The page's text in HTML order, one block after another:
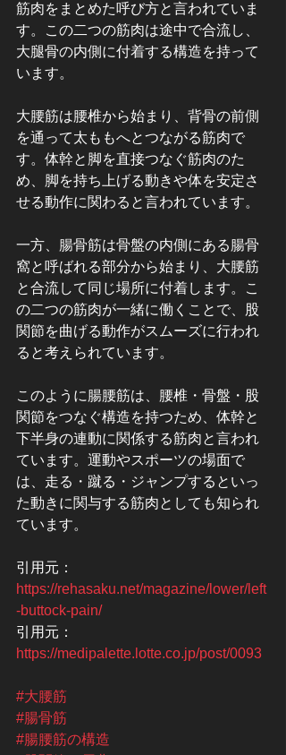
筋肉をまとめた呼び方と言われていま
す。この二つの筋肉は途中で合流し、
大腿骨の内側に付着する構造を持って
います。
大腰筋は腰椎から始まり、背骨の前側
を通って太ももへとつながる筋肉で
す。体幹と脚を直接つなぐ筋肉のた
め、脚を持ち上げる動きや体を安定さ
せる動作に関わると言われています。
一方、腸骨筋は骨盤の内側にある腸骨
窩と呼ばれる部分から始まり、大腰筋
と合流して同じ場所に付着します。こ
の二つの筋肉が一緒に働くことで、股
関節を曲げる動作がスムーズに行われ
ると考えられています。
このように腸腰筋は、腰椎・骨盤・股
関節をつなぐ構造を持つため、体幹と
下半身の連動に関係する筋肉と言われ
ています。運動やスポーツの場面で
は、走る・蹴る・ジャンプするといっ
た動きに関与する筋肉としても知られ
ています。
引用元：
https://rehasaku.net/magazine/lower/left
-buttock-pain/
引用元：
https://medipalette.lotte.co.jp/post/0093
#大腰筋
#腸骨筋
#腸腰筋の構造